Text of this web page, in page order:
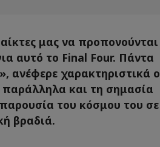
μας να προπονούνται
αυτό το Final Four. Πάντα
ανέφερε χαρακτηριστικά ο
παράλληλα και τη σημασία
του κόσμου του σε
βραδιά.